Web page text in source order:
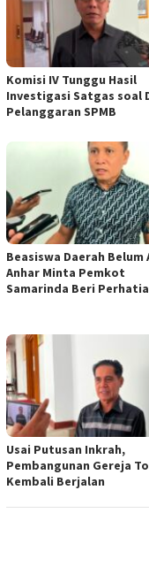
Komisi IV Tunggu Hasil
Investigasi Satgas soal
Pelanggaran SPMB
Beasiswa Daerah Belum
Anhar Minta Pemkot
Samarinda Beri
Usai Putusan Inkrah,
Pembangunan Gereja
Kembali Berjalan